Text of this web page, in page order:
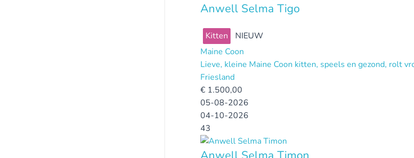
Anwell Selma Tigo
Kitten
NIEUW
Maine Coon
Lieve, kleine Maine Coon kitten, speels en gezond, rolt
Friesland
€ 1.500,00
05-08-2026
04-10-2026
43